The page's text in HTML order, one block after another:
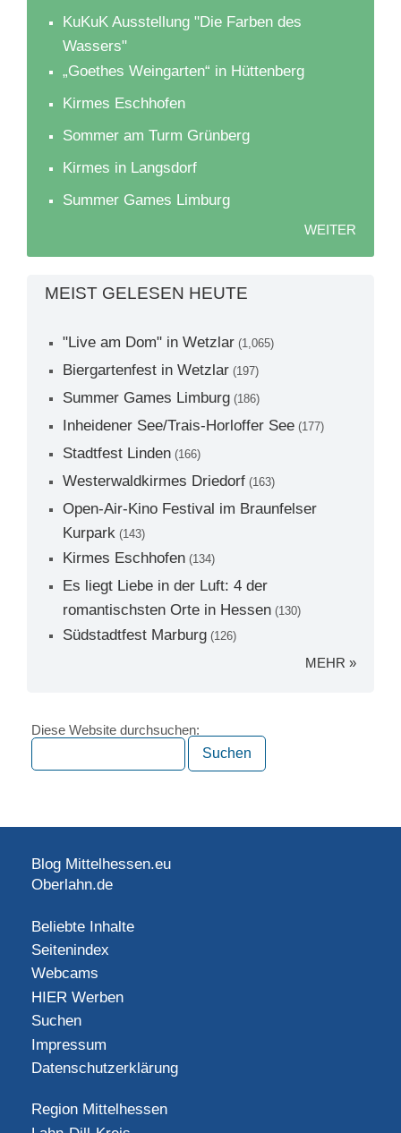
KuKuK Ausstellung "Die Farben des
Wassers"
„Goethes Weingarten“ in Hüttenberg
Kirmes Eschhofen
Sommer am Turm Grünberg
Kirmes in Langsdorf
Summer Games Limburg
WEITER
MEIST GELESEN HEUTE
"Live am Dom" in Wetzlar (1,065)
Biergartenfest in Wetzlar (197)
Summer Games Limburg (186)
Inheidener See/Trais-Horloffer See (177)
Stadtfest Linden (166)
Westerwaldkirmes Driedorf (163)
Open-Air-Kino Festival im Braunfelser
Kurpark (143)
Kirmes Eschhofen (134)
Es liegt Liebe in der Luft: 4 der
romantischsten Orte in Hessen (130)
Südstadtfest Marburg (126)
MEHR »
Diese Website durchsuchen:
Blog Mittelhessen.eu
Oberlahn.de
Beliebte Inhalte
Seitenindex
Webcams
HIER Werben
Suchen
Impressum
Datenschutzerklärung
Region Mittelhessen